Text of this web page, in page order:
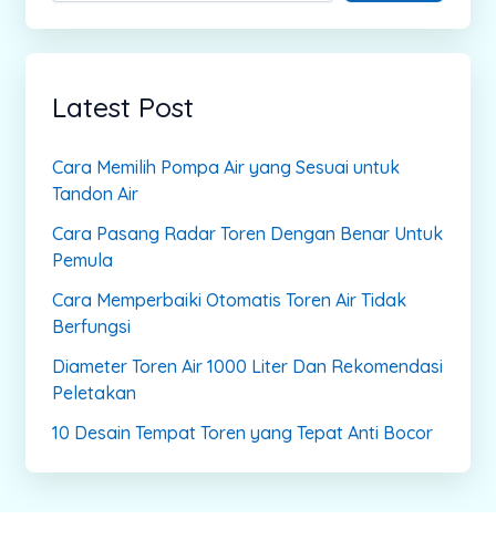
Latest Post
Cara Memilih Pompa Air yang Sesuai untuk
Tandon Air
Cara Pasang Radar Toren Dengan Benar Untuk
Pemula
Cara Memperbaiki Otomatis Toren Air Tidak
Berfungsi
Diameter Toren Air 1000 Liter Dan Rekomendasi
Peletakan
10 Desain Tempat Toren yang Tepat Anti Bocor